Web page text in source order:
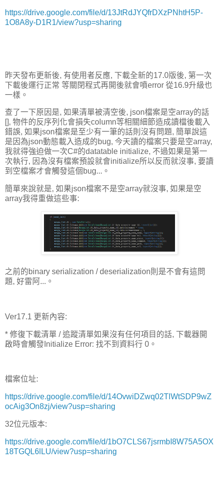
https://drive.google.com/file/d/13JtRdJYQfrDXzPNhtH5P-
1O8A8y-D1R1/view?usp=sharing
昨天發布更新後, 有使用者反應, 下載全新的17.0版後, 第一次
下載後運行正常 等關閉程式再開後就會噴error 從16.9升級也
一樣。
查了一下原因是, 如果清單被清空後, json檔案是空array的話
[], 物件的反序列化會損失column等相關細節造成讀檔後載入
錯誤, 如果json檔案是至少有一筆的話則沒有問題, 簡單說這
是因為json動態載入造成的bug, 今天讀的檔案只要是空array,
我就得強迫做一次C#的datatable initialize, 不過如果是第一
次執行, 因為沒有檔案預設就會initialize所以反而就沒事, 要讀
到空檔案才會觸發這個bug...。
簡單來說就是, 如果json檔案不是空array就沒事, 如果是空
array我得重做這些事:
之前的binary serialization / deserialization則是不會有這問
題, 好雷阿...。
Ver17.1 更新內容:
* 修復下載清單 / 追蹤清單如果沒有任何項目的話, 下載器開
啟時會觸發Initialize Error: 找不到資料行 0。
檔案位址:
https://drive.google.com/file/d/14OvwiDZwq02TlWtSDP9wZ
ocAig3On8zj/view?usp=sharing
32位元版本:
https://drive.google.com/file/d/1bO7CLS67jsrmbI8W75A5OX
18TGQL6lLU/view?usp=sharing